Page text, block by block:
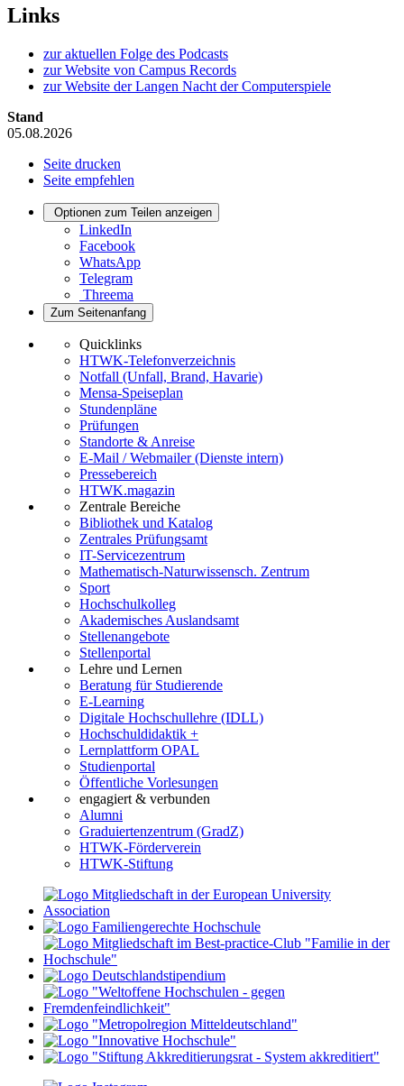
Links
zur aktuellen Folge des Podcasts
zur Website von Campus Records
zur Website der Langen Nacht der Computerspiele
Stand
05.08.2026
Seite drucken
Seite empfehlen
Optionen zum Teilen anzeigen
LinkedIn
Facebook
WhatsApp
Telegram
Threema
Zum Seitenanfang
Quicklinks
HTWK-Telefonverzeichnis
Notfall (Unfall, Brand, Havarie)
Mensa-Speiseplan
Stundenpläne
Prüfungen
Standorte & Anreise
E-Mail / Webmailer (Dienste intern)
Pressebereich
HTWK.magazin
Zentrale Bereiche
Bibliothek und Katalog
Zentrales Prüfungsamt
IT-Servicezentrum
Mathematisch-Naturwissensch. Zentrum
Sport
Hochschulkolleg
Akademisches Auslandsamt
Stellenangebote
Stellenportal
Lehre und Lernen
Beratung für Studierende
E-Learning
Digitale Hochschullehre (IDLL)
Hochschuldidaktik +
Lernplattform OPAL
Studienportal
Öffentliche Vorlesungen
engagiert & verbunden
Alumni
Graduiertenzentrum (GradZ)
HTWK-Förderverein
HTWK-Stiftung